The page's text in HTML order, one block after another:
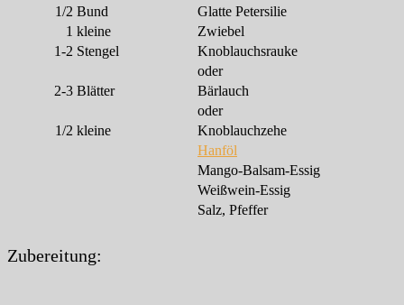
1/2 Bund
Glatte Petersilie
1 kleine
Zwiebel
1-2 Stengel
Knoblauchsrauke
oder
2-3 Blätter
Bärlauch
oder
1/2 kleine
Knoblauchzehe
Hanföl
Mango-Balsam-Essig
Weißwein-Essig
Salz, Pfeffer
Zubereitung: